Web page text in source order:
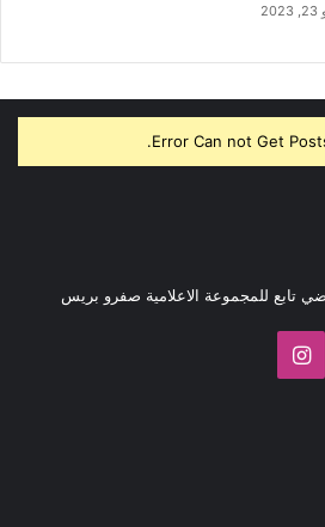
Error Can not Get
تابع للمجموعة الاعلامية صفرو بريس